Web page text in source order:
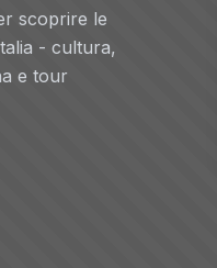
scoprire le
- cultura,
e tour